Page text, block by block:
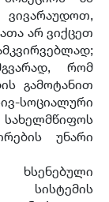
არ ვიქცეთ
რომ
გამოტანით
უნარი
სისტემის